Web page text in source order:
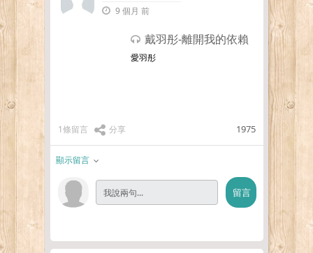
9 個月 前
戴羽彤-離開我的依賴
愛羽彤
1條留言 分享 1975
顯示留言